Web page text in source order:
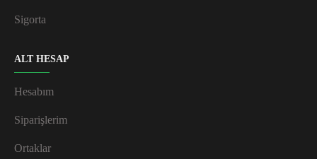
Sigorta
ALT HESAP
Hesabım
Siparişlerim
Ortaklar